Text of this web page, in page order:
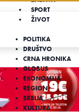
SPORT
ŽIVOT
POLITIKA
DRUŠTVO
CRNA HRONIKA
GLOBUS
EKONOMIJA
REGION
SRBIJA
KULTURA